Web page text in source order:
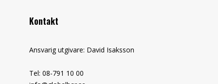
Kontakt
Ansvarig utgivare: David Isaksson
Tel: 08-791 10 00